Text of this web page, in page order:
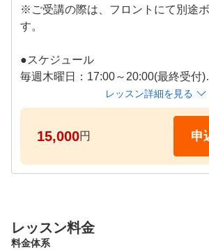
※ご受講の際は、フロントにて別途
す。
●スケジュール
毎週木曜日：17:00～20:00(最終受付)
※2回目以降のご予約に関しては初回
レッスン詳細を見る
15,000円 申
レッスン料金
料金体系